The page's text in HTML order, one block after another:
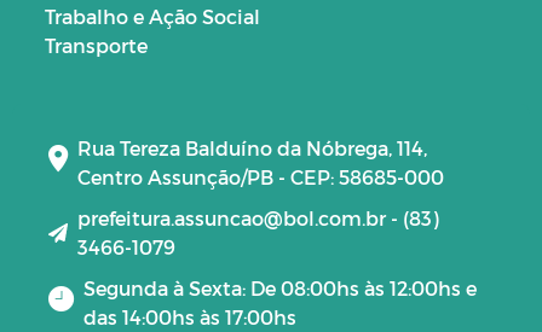
Trabalho e Ação Social
Transporte
Rua Tereza Balduíno da Nóbrega, 114,
Centro Assunção/PB - CEP: 58685-000
prefeitura.assuncao@bol.com.br - (83)
3466-1079
Segunda à Sexta: De 08:00hs às 12:00hs e
das 14:00hs às 17:00hs